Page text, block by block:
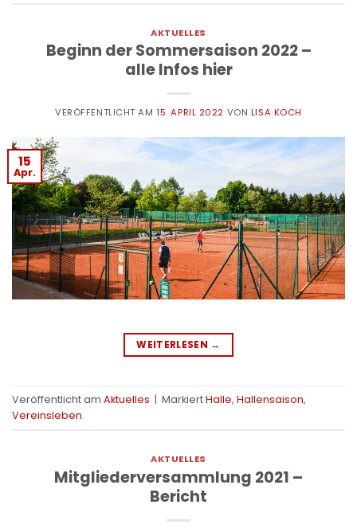
AKTUELLES
Beginn der Sommersaison 2022 –
alle Infos hier
VERÖFFENTLICHT AM15. APRIL 2022 VON LISA KOCH
15
Apr.
WEITERLESEN →
Veröffentlicht am Aktuelles | MarkiertHalle, Hallensaison,
Vereinsleben
AKTUELLES
Mitgliederversammlung 2021 –
Bericht